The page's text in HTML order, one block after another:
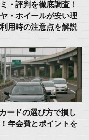
・評判を徹底調査！
・ホイールが安い理
用時の注意点を解説
ードの選び方で損し
年会費とポイントを